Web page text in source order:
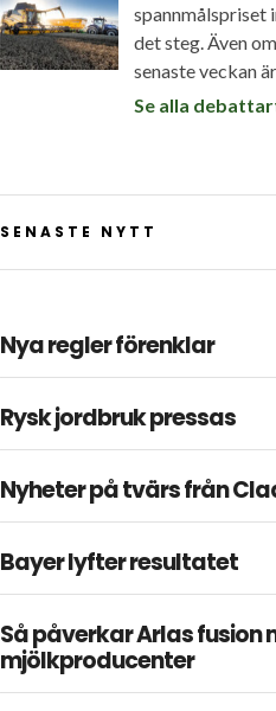
spannmålspriset
det steg. Även
senaste veckan
Se alla
SENASTE NYTT
Nya regler förenklar
Rysk jordbruk pressas
Nyheter på tvärs från
Bayer lyfter resultatet
Så påverkar Arlas fusion
mjölkproducenter